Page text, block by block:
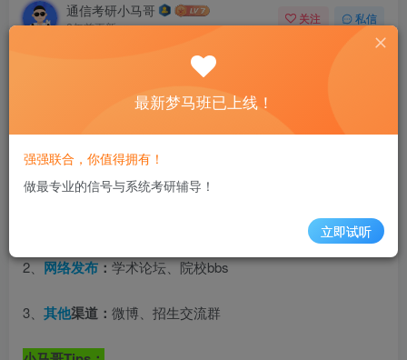
通信考研小马哥
2年前更新
关注 私信
好把握调剂系统开放前这段时间。事在人为！
为大家收集最新最全的调剂信息。
一、来源说明
2、网络发布：学术论坛、院校bbs
3、 其他渠道： 微博、招生交流群
最新梦马班已上线！
强强联合，你值得拥有！
做最专业的信号与系统考研辅导！
立即试听